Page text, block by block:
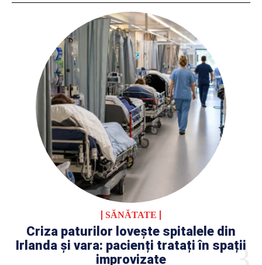
SĂNĂTATE
Criza paturilor lovește spitalele din
Irlanda și vara: pacienți tratați în spații
improvizate